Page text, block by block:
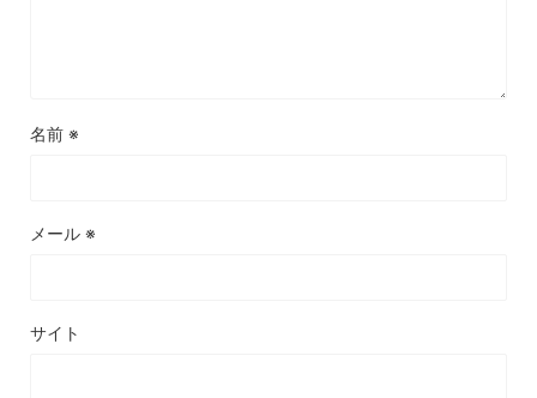
名前 ※
メール ※
サイト